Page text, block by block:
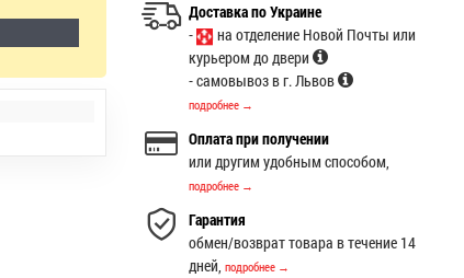
Доставка по Украине
-
на отделение Новой Почты или
курьером до двери
- самовывоз в г. Львов
подробнее →
Оплата при получении
или другим удобным способом,
подробнее →
Гарантия
обмен/возврат товара в течение 14
дней,подробнее →